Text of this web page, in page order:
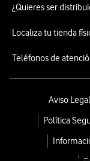
¿Quieres ser
Localiza tu tienda
Teléfonos de
Aviso Legal
Política